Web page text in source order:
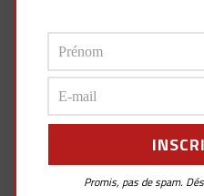
Porsche
Nürburgring
sur le Nürburgring… parlons
Promis, pas de spam.